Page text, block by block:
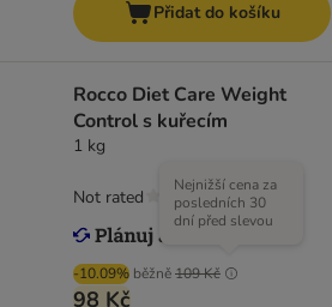
Přidat do košíku
Rocco Diet Care Weight
Control s kuřecím
1 kg
-10.09% běžně109 Kč
Nejnižší cena za
posledních 30
dní před slevou
98 Kč
Not rated